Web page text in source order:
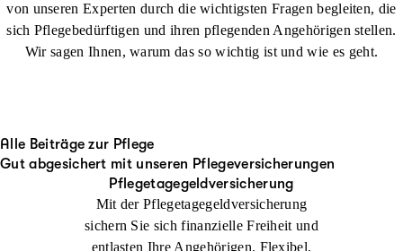
von unseren Experten durch die wichtigsten Fragen begleiten, die
sich Pflegebedürftigen und ihren pflegenden Angehörigen stellen.
Wir sagen Ihnen, warum das so wichtig ist und wie es geht.
Alle Beiträge zur Pflege
Gut abgesichert mit unseren Pflegeversicherungen
Pflegetagegeldversicherung
Mit der Pflegetagegeldversicherung
sichern Sie sich finanzielle Freiheit und
entlasten Ihre Angehörigen. Flexibel,